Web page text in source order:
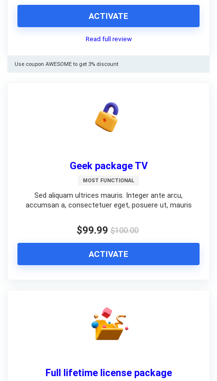
ACTIVATE
Read full review
Use coupon AWESOME to get 3% discount
Geek package TV
MOST FUNCTIONAL
Sed aliquam ultrices mauris. Integer ante arcu,
accumsan a, consectetuer eget, posuere ut, mauris
$99.99 $100.00
ACTIVATE
Full lifetime license package